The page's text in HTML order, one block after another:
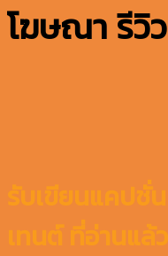
โฆษณา รีวิว
รับเขียนแคปชั่
เทนต์ ที่อ่านแล้